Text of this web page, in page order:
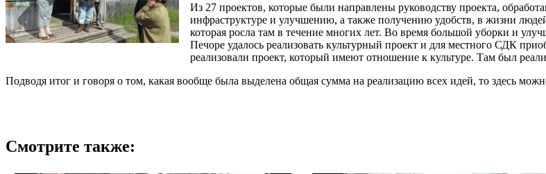
Из 27 проектов, которые были направлены руководству проекта,
инфраструктуре и улучшению, а также получению удобств, в жизни
которая росла там в течение многих лет. Во время большой уборки и
Печоре удалось реализовать культурный проект и для местного СДК
реализовали проект, который имеют отношение к культуре. Там был
Подводя итог и говоря о том, какая вообще была выделена общая сумма на реализацию всех идей, то здесь
Смотрите также: